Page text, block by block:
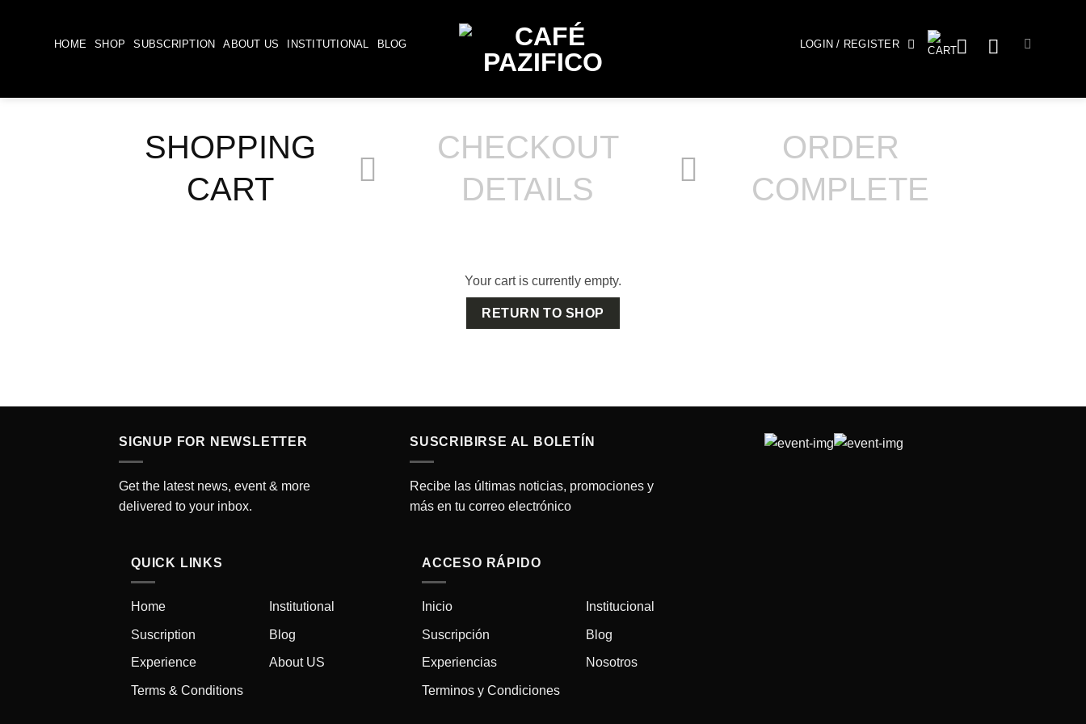
HOME SHOP SUBSCRIPTION ABOUT US INSTITUTIONAL BLOG LOGIN / REGISTER
SHOPPING
CART
CHECKOUT
DETAILS
ORDER
COMPLETE
Your cart is currently empty.
RETURN TO SHOP
SIGNUP FOR NEWSLETTER
Get the latest news, event & more
delivered to your inbox.
SUSCRIBIRSE AL BOLETÍN
Recibe las últimas noticias, promociones y
más en tu correo electrónico
QUICK LINKS
Home
Suscription
Experience
Terms & Conditions
Institutional
Blog
About US
ACCESO RÁPIDO
Inicio
Suscripción
Experiencias
Terminos y Condiciones
Institucional
Blog
Nosotros